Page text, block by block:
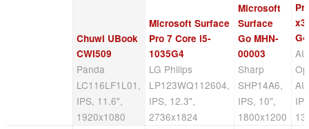
Chuwi UBook
CWI509
Panda
LC116LF1L01,
IPS, 11.6",
1920x1080
Microsoft Surface
Pro 7 Core i5-
1035G4
LG Philips
LP123WQ112604,
IPS, 12.3",
2736x1824
Microsoft
Surface
Go MHN-
00003
Sharp
SHP14A6,
IPS, 10",
1800x1200
G4
AU